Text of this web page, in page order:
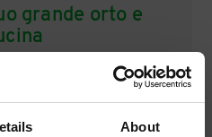
About
grande orto e
con Pietro Zito,